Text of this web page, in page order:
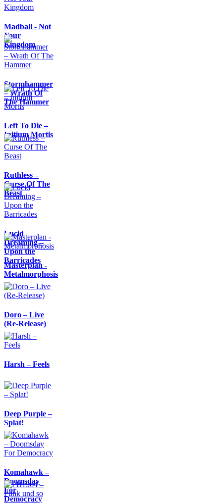
Madball - Not
Your
Kingdom
Stormhammer
– Wrath Of
The Hammer
Left To Die –
Initium Mortis
Ruthless –
Curse Of The
Beast
Lucid
Dreaming –
Upon the
Barricades
Masterplan -
Metalmorphosis
Doro – Live
(Re-Release)
Harsh – Feels
Deep Purple –
Splat!
Komahawk –
Doomsday
For
Democracy